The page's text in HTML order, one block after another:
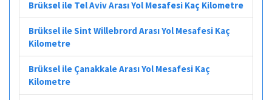
Brüksel ile Tel Aviv Arası Yol Mesafesi Kaç Kilometre
Brüksel ile Sint Willebrord Arası Yol Mesafesi Kaç
Kilometre
Brüksel ile Çanakkale Arası Yol Mesafesi Kaç
Kilometre